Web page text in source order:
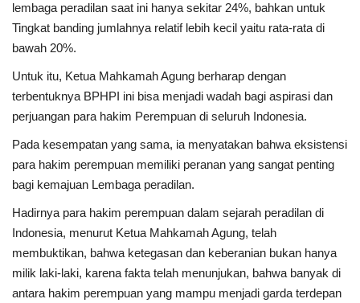
lembaga peradilan saat ini hanya sekitar 24%, bahkan untuk
Tingkat banding jumlahnya relatif lebih kecil yaitu rata-rata di
bawah 20%.
Untuk itu, Ketua Mahkamah Agung berharap dengan
terbentuknya BPHPI ini bisa menjadi wadah bagi aspirasi dan
perjuangan para hakim Perempuan di seluruh Indonesia.
Pada kesempatan yang sama, ia menyatakan bahwa eksistensi
para hakim perempuan memiliki peranan yang sangat penting
bagi kemajuan Lembaga peradilan.
Hadirnya para hakim perempuan dalam sejarah peradilan di
Indonesia, menurut Ketua Mahkamah Agung, telah
membuktikan, bahwa ketegasan dan keberanian bukan hanya
milik laki-laki, karena fakta telah menunjukan, bahwa banyak di
antara hakim perempuan yang mampu menjadi garda terdepan